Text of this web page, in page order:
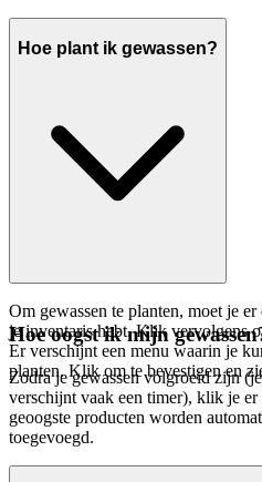
Hoe plant ik gewassen?
Om gewassen te planten, moet je
je inventaris hebt. Klik vervolgens
Er verschijnt een menu waarin je
planten. Klik om te bevestigen en
Hoe oogst ik mijn
Zodra je gewassen volgroeid zijn
verschijnt vaak een timer), klik je
geoogste producten worden
toegevoegd.